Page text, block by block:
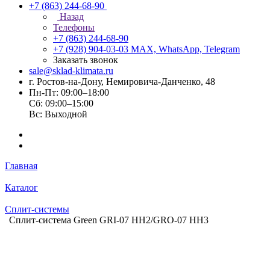
+7 (863) 244-68-90
Назад
Телефоны
+7 (863) 244-68-90
+7 (928) 904-03-03 MAX, WhatsApp, Telegram
Заказать звонок
sale@sklad-klimata.ru
г. Ростов-на-Дону, Немировича-Данченко, 48
Пн-Пт: 09:00–18:00
Сб: 09:00–15:00
Вс: Выходной
Главная
Каталог
Сплит-системы
Сплит-система Green GRI-07 HH2/GRO-07 HH3